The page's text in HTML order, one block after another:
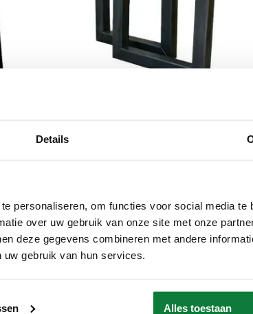
Details
personaliseren, om functies voor social media te
over uw gebruik van onze site met onze
deze gegevens combineren met andere
gebruik van hun services.
Alles toestaan
Vanaf